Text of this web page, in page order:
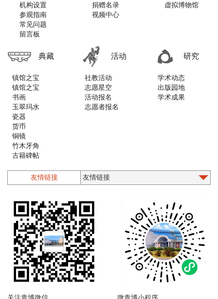
机构设置
参观指南
常见问题
留言板
捐赠名录
视频中心
虚拟博物馆
典藏
镇馆之宝
镇馆之宝
书画
玉翠玛水
瓷器
货币
铜镜
竹木牙角
古籍碑帖
漆器螺钿
石质类
墨砚
木版年画
乐器
珐琅
陶器
造像
近现代文物
其他
陶文
活动
社教活动
志愿星空
活动报名
志愿者报名
研究
学术动态
出版园地
学术成果
友情链接